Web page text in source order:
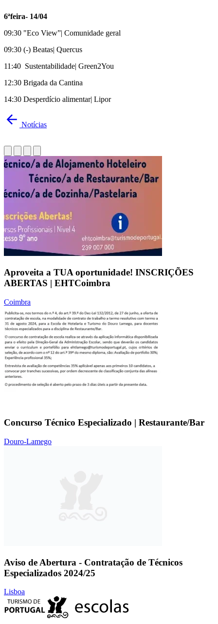
6ªfeira- 14/04
09:30 "Eco View”| Comunidade geral
09:30 (-) Beatas| Quercus
11:40 Sustentabilidade| Green2You
12:30 Brigada da Cantina
14:30 Desperdício alimentar| Lipor
Notícias
Aproveita a TUA oportunidade! INSCRIÇÕES
ABERTAS | EHTCoimbra
Coimbra
Concurso Técnico Especializado | Restaurante/Bar
Douro-Lamego
Aviso de Abertura - Contratação de Técnicos
Especializados 2024/25
Lisboa